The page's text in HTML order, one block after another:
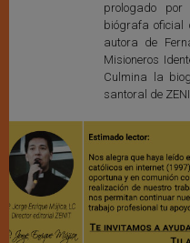
prologado
biógrafa oficial
autora de
Misioneros
Culmina la
santoral de